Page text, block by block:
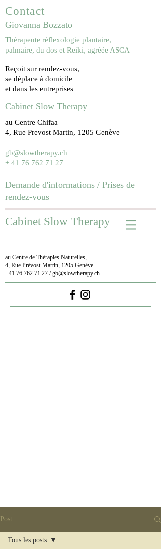
Contact
Giovanna Bozzato
Thérapeute réflexologie plantaire,
palmaire, du dos et Reiki, agréée ASCA
Reçoit sur rendez-vous,
se déplace à domicile
et dans les entreprises
Cabinet Slow Therapy
au Centre Chifaa
4, Rue Prevost Martin, 1205 Genève
gb@slowtherapy.ch
+ 41 76 762 71 27
Demande d'informations / Prises de
rendez-vous
Cabinet Slow Therapy
au Centre de Thérapies Naturelles,
4, Rue Prévost-Martin, 1205 Genève
+41 76 762 71 27 /gb@slowtherapy.ch
Post
Tous les posts